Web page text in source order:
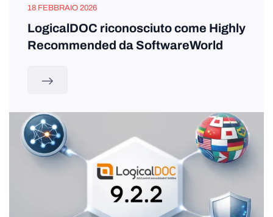
18 FEBBRAIO 2026
LogicalDOC riconosciuto come Highly
Recommended da SoftwareWorld